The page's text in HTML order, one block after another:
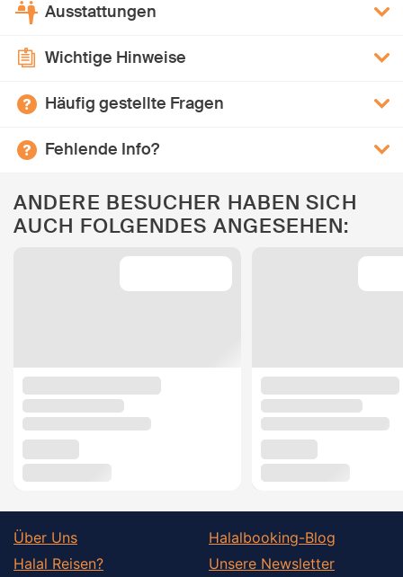
Ausstattungen
Wichtige Hinweise
Häufig gestellte Fragen
Fehlende Info?
ANDERE BESUCHER HABEN SICH
AUCH FOLGENDES ANGESEHEN:
Über Uns
Halal Reisen?
Halalbooking-Blog
Unsere Newsletter